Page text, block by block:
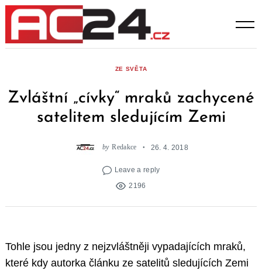
Skip
content
ZE SVĚTA
Zvláštní „cívky“ mraků zachycené
satelitem sledujícím Zemi
by Redakce 26. 4. 2018
Leave a reply
2196
Tohle jsou jedny z nejzvláštněji vypadajících mraků,
které kdy autorka článku ze satelitů sledujících Zemi